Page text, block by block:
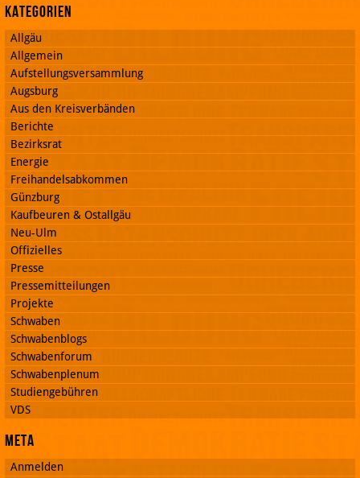
Kategorien
Allgäu
Allgemein
Aufstellungsversammlung
Augsburg
Aus den Kreisverbänden
Berichte
Bezirksrat
Energie
Freihandelsabkommen
Günzburg
Kaufbeuren & Ostallgäu
Neu-Ulm
Offizielles
Presse
Pressemitteilungen
Projekte
Schwaben
Schwabenblogs
Schwabenforum
Schwabenplenum
Studiengebühren
VDS
Meta
Anmelden